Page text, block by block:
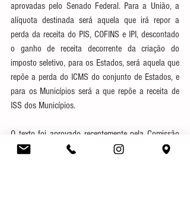
aprovadas pelo Senado Federal. Para a União, a
alíquota destinada será aquela que irá repor a
perda da receita do PIS, COFINS e IPI, descontado
o ganho de receita decorrente da criação do
imposto seletivo, para os Estados, será aquela que
repõe a perda do ICMS do conjunto de Estados, e
para os Municípios será a que repõe a receita de
ISS dos Municípios.
O texto foi aprovado recentemente pela Comissão
de Constituição e Justiça, que seguirá para a